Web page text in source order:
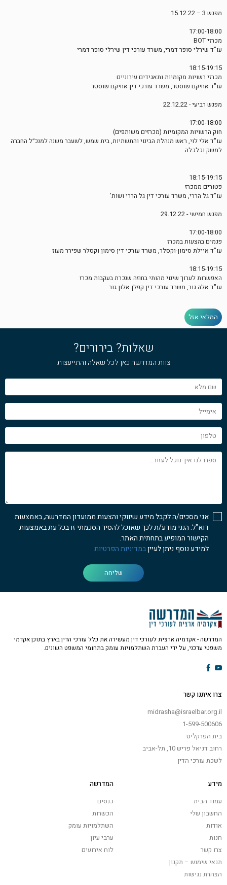
מפגש 3 – 15.12.22
17:00-18:00
מכרזי BOT
עו"ד שירלי סופר דמרי, משרד עורכי דין שירלי סופר דמרי
18:15-19:15
מכרזי רשויות מקומיות ותאגידים עירוניים
עו"ד אחיקם שוסטר, משרד עורכי דין אחיקם שוסטר
מפגש רביעי - 22.12.22
17:00-18:00
חוק הרשויות המקומיות (מכרזים משותפים)
עו"ד אלי לוי, ראש מנהלת הבינוי והתשתיות, בית שמש, לשעבר משנה למנכ״ל החברה
למשק וכלכלה.
18:15-19:15
פטורים ממכרז
עו"ד גל הררי, משרד עורכי דין גל הררי ושות'
מפגש חמישי - 29.12.22
17:00-18:00
פגמים בהצעות במכרז
עו"ד איילת סימון-וקסלר, משרד עורכי דין סימון וקסלר שפירר מעוז
18:15-19:15
האפשרות לערוך שינוי מהותי בחוזה שנכרת בעקבות מכרז
עו"ד אלה גור, משרד עורכי דין קפלן אלון גור
המלאי אזל
שאלות? בירורים?
צוות המדרשה כאן לכל שאלה והתייעצות
שם
מלא
אימייל
טלפון
ספרו
לנו
אני מסכים/ה לקבל מידע שיווקי והצעות ממועדון המדרשה, באמצעות
דוא"ל. הנני מודע/ת לכך שאוכל להסיר הסכמתי זו בכל עת באמצעות
הקישור המופיע בתחתית האתר.
למידע נוסף ניתן לעייןבמדיניות הפרטיות
שליחה
המדרשה - אקדמיה ארצית לעורכי דין מעשירה את כלל עורכי הדין בארץ בתוכן אקדמי
משפטי עדכני, על ידי העברת השתלמויות עומק בתחומי המשפט השונים.
צרו איתנו קשר
midrasha@israelbar.org.il
1-599-500606
בית הפרקליט
רחוב דניאל פריש 10, תל-אביב
לשכת עורכי הדין
מידע
עמוד הבית
החשבון שלי
אודות
חנות
צרו קשר
תנאי שימוש – תקנון
הצהרת נגישות
המדרשה
כנסים
הכשרות
השתלמויות עומק
ערבי עיון
לוח אירועים